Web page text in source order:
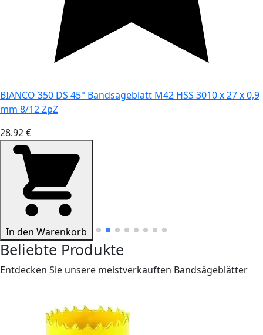
BIANCO 350 DS 45° Bandsägeblatt M42 HSS 3010 x 27 x 0,9
mm 8/12 ZpZ
28.92 €
In den Warenkorb
Beliebte Produkte
Entdecken Sie unsere meistverkauften Bandsägeblätter